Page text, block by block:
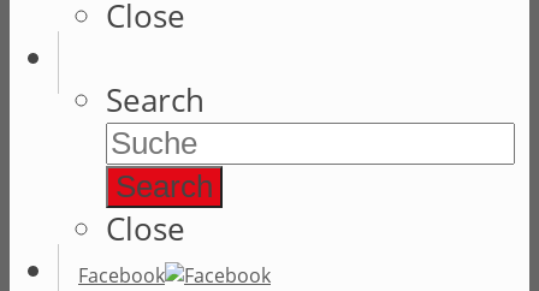
Close
Search
Search
Close
Facebook